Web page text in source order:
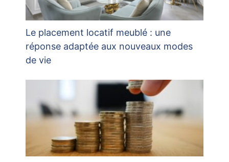
Le placement locatif meublé : une
réponse adaptée aux nouveaux modes
de vie